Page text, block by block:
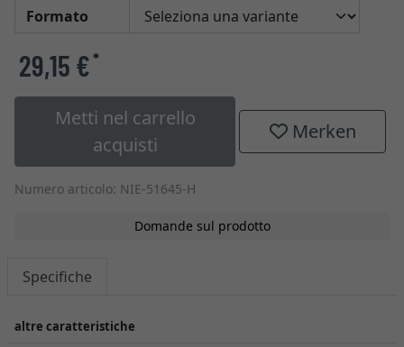
Formato
29,15 €*
Metti nel carrello
acquisti
Merken
Numero articolo: NIE-51645-H
Domande sul prodotto
Specifiche
altre caratteristiche